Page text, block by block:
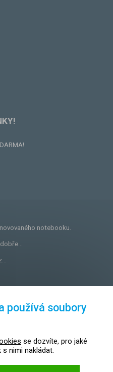
notebooku.
456
používá soubory
se dozvíte, pro jaké
nimi nakládat.